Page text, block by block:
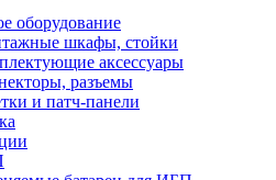
оборудование
шкафы, стойки
аксессуары
разъемы
и патч-панели